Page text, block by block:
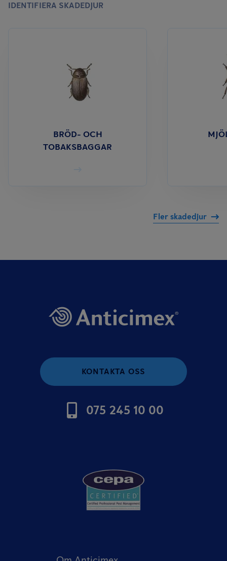
IDENTIFIERA SKADEDJUR
BRÖD- OCH
TOBAKSBAGGAR
Fler skadedjur
KONTAKTA OSS
075 245 10 00